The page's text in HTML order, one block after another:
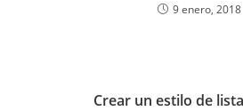
9 enero, 2018
Crear un estilo de